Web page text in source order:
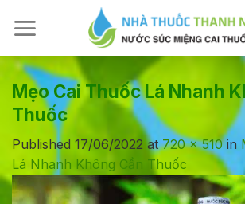
Mẹo Cai Thuốc Lá Nhanh
Thuốc
Published 17/06/2022 at720 × 510in
Lá Nhanh Không Cần Thuốc